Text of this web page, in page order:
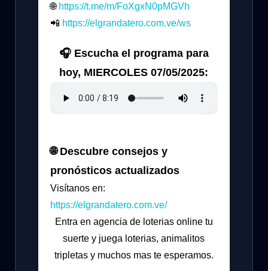
🌐 https://t.me/m/FoXgxN0pMGVh
📲 https://elgrandatero.com.ve/ws
🎧 Escucha el programa para
hoy, MIERCOLES 07/05/2025:
🌐 Descubre consejos y
pronósticos actualizados
Visítanos en:
https://elgrandatero.com.ve/
Entra en agencia de loterias online tu
suerte y juega loterias, animalitos
tripletas y muchos mas te esperamos.